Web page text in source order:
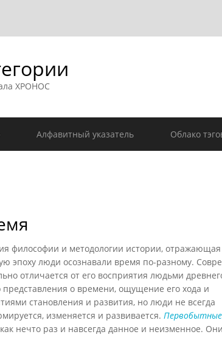
ХРОНОС
Алфавитный указатель Облако
философии и методологии истории, отражающая
эпоху люди осознавали время по-разному.
отличается от его восприятия людьми
представления о времени, ощущение его хода и
становления и развития, но люди не всегда
изменяется и развивается.
нечто раз и навсегда данное и неизменное. Они